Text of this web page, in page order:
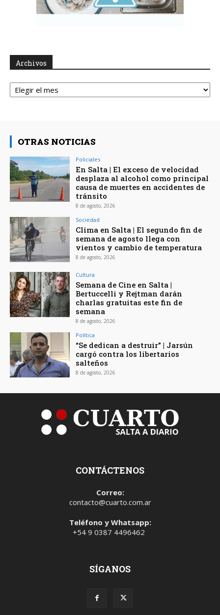
Archivos
Archivos
OTRAS NOTICIAS
Policiales
En Salta | El exceso de velocidad
desplaza al alcohol como principal
causa de muertes en accidentes de
tránsito
8 de agosto, 2026
Sociedad
Clima en Salta | El segundo fin de
semana de agosto llega con
vientos y cambio de temperatura
8 de agosto, 2026
Cultura
Semana de Cine en Salta |
Bertuccelli y Rejtman darán
charlas gratuitas este fin de
semana
8 de agosto, 2026
Política
“Se dedican a destruir” | Jarsún
cargó contra los libertarios
salteños
8 de agosto, 2026
CONTÁCTENOS
Correo:
contacto@cuarto.com.ar
Teléfono y Whatsapp:
+54 9 0387 4496462
SÍGANOS